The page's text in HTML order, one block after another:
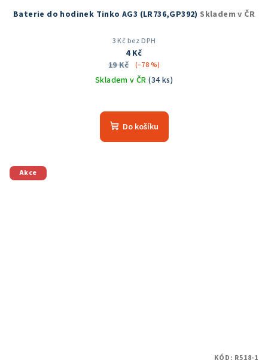
Baterie do hodinek Tinko AG3 (LR736,GP392) Skladem v ČR
3 Kč bez DPH
4 Kč
19 Kč
(–78 %)
Skladem v ČR(34 ks)
Do košíku
Akce
KÓD: R518-1